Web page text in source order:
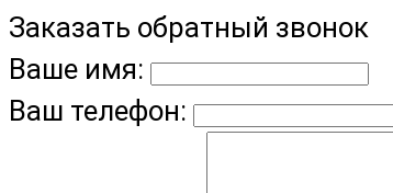
Заказать обратный звонок
Ваше имя:
Ваш телефон: